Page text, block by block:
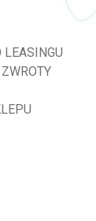
LEASINGU